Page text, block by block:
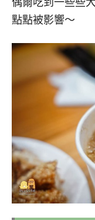
偶爾吃到一些些
點點被影響～